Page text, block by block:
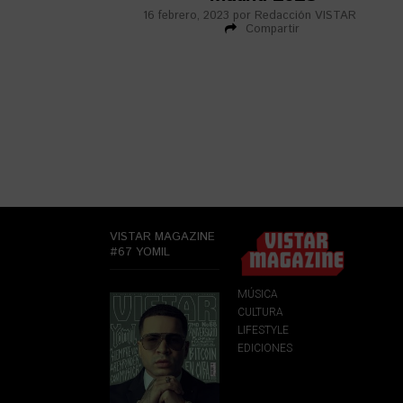
16 febrero, 2023 por Redacción VISTAR
Compartir
VISTAR MAGAZINE
#67 YOMIL
MÚSICA
CULTURA
LIFESTYLE
EDICIONES